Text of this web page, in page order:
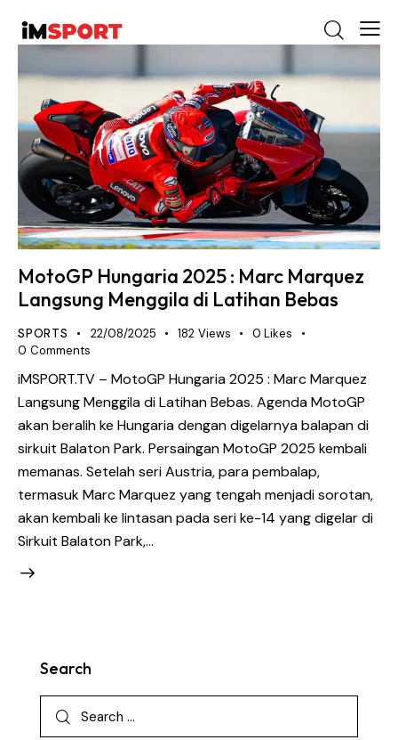
MotoGP Hungaria 2025 : Marc Marquez
Langsung Menggila di Latihan Bebas
SPORTS 22/08/2025 182 Views 0 Likes
0 Comments
iMSPORT.TV – MotoGP Hungaria 2025 : Marc Marquez
Langsung Menggila di Latihan Bebas. Agenda MotoGP
akan beralih ke Hungaria dengan digelarnya balapan di
sirkuit Balaton Park. Persaingan MotoGP 2025 kembali
memanas. Setelah seri Austria, para pembalap,
termasuk Marc Marquez yang tengah menjadi sorotan,
akan kembali ke lintasan pada seri ke-14 yang digelar di
Sirkuit Balaton Park,…
Search